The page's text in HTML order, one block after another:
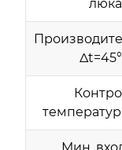
люка
Мин.